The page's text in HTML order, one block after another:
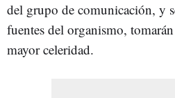
del grupo de comunicación, y
fuentes del organismo,
mayor celeridad.